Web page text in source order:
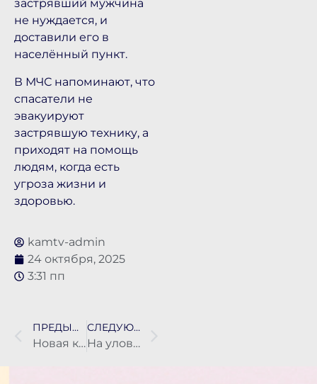
застрявший мужчина
не нуждается, и
доставили его в
населённый пункт.
В МЧС напоминают, что
спасатели не
эвакуируют
застрявшую технику, а
приходят на помощь
людям, когда есть
угроза жизни и
здоровью.
kamtv-admin
24 октября, 2025
3:31 пп
ПРЕДЫДУЩАЯ НОВОСТЬ
Новая краевая больница встала на кадастровый учёт, но пока не заработала
СЛЕДУЮЩАЯ НОВОСТЬ
На уловки мошенника из Нефтекамска попался 80-летний житель Вилючинска